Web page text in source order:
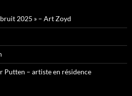
2025 » – Art Zoyd
Putten – artiste en résidence